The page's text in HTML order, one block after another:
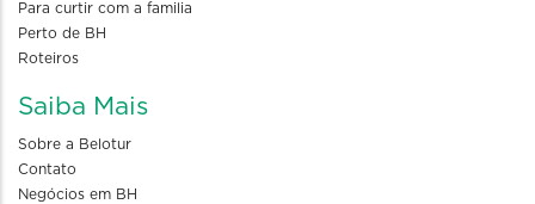
Para curtir com a familia
Perto de BH
Roteiros
Saiba Mais
Sobre a Belotur
Contato
Negócios em BH